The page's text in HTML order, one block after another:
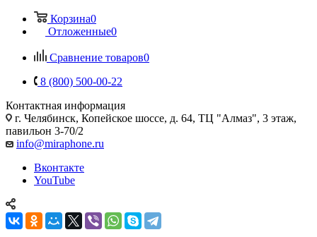
Корзина0
Отложенные0
Сравнение товаров0
8 (800) 500-00-22
Контактная информация
г. Челябинск, Копейское шоссе, д. 64, ТЦ "Алмаз", 3 этаж,
павильон 3-70/2
info@miraphone.ru
Вконтакте
YouTube